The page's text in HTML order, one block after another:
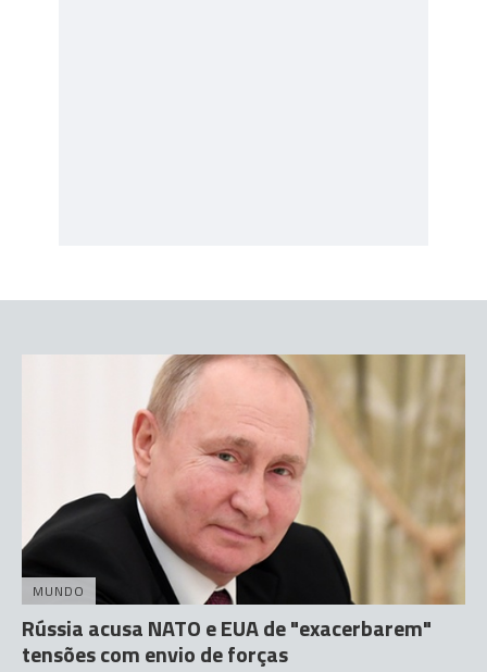
MUNDO
Rússia acusa NATO e EUA de "exacerbarem"
tensões com envio de forças